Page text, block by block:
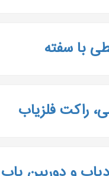
با سفته
راکت فلزیاب